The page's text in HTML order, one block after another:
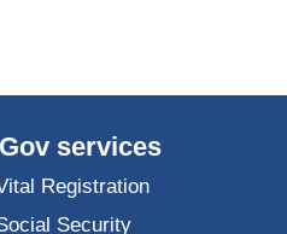
services
Registration
Security